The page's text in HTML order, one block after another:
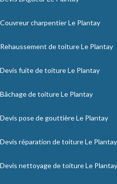
Couvreur charpentier Le Plantay
Rehaussement de toiture Le Plantay
Devis fuite de toiture Le Plantay
Bâchage de toiture Le Plantay
Devis pose de gouttière Le Plantay
Devis réparation de toiture Le Plantay
Devis nettoyage de toiture Le Plantay